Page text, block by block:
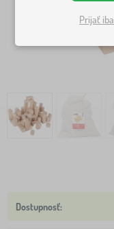
Prijať